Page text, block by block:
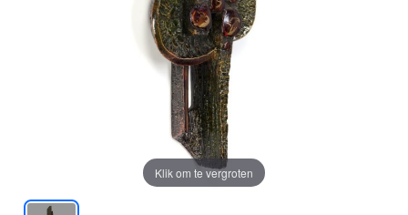
Klik om te vergroten